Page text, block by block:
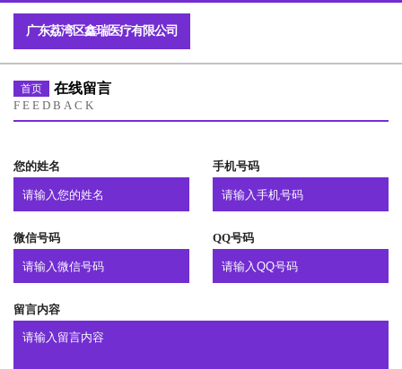
广东荔湾区鑫瑞医疗有限公司
首页 在线留言
FEEDBACK
您的姓名 手机号码
微信号码 QQ号码
留言内容